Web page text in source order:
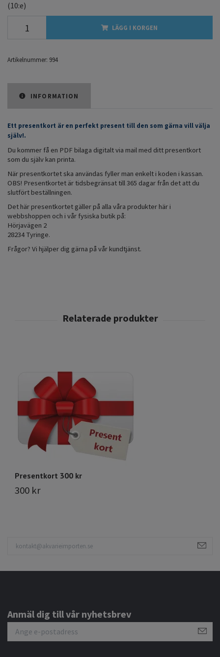
(10:e)
LÄGG I KORGEN
Artikelnummer: 994
INFORMATION
Ett presentkort är en perfekt present till den som gärna vill välja
själv!.
Du kommer få en PDF bilaga digitalt via mail med ditt presentkort
som du själv kan printa.
När presentkortet ska användas fyller man enkelt i koden i kassan.
OBS! Presentkortet är tidsbegränsat till 365 dagar från det att du
slutfört beställningen.
Det här presentkortet gäller på alla våra produkter här i
webbshoppen och i vår fysiska butik på:
Hörjavägen 2
28234 Tyringe.
Frågor? Vi hjälper dig gärna på vår kundtjänst.
Presentkort 300 kr
300 kr
Anmäl dig till vår nyhetsbrev